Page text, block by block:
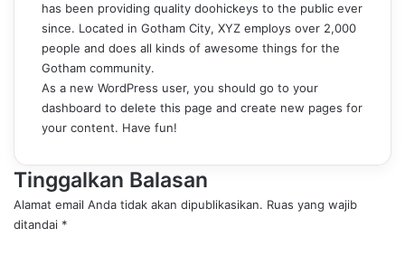
has been providing quality doohickeys to the public ever
since. Located in Gotham City, XYZ employs over 2,000
people and does all kinds of awesome things for the
Gotham community.
As a new WordPress user, you should go to your
dashboard to delete this page and create new pages for
your content. Have fun!
Tinggalkan Balasan
Alamat email Anda tidak akan dipublikasikan. Ruas yang wajib
ditandai *